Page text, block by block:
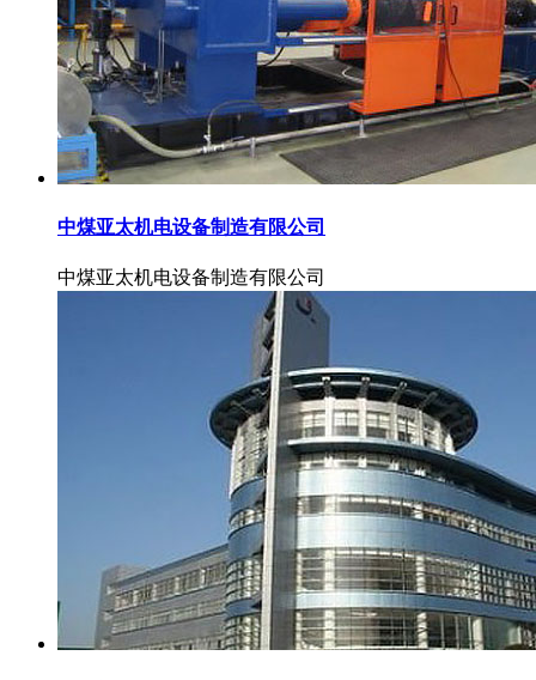
中煤亚太机电设备制造有限公司
中煤亚太机电设备制造有限公司